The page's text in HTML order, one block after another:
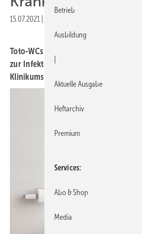
15.07.2021
Toto-WCs eignen sich aufgrund ihrer
zur Infektionsprävention. So wurde
Klinikums Darmstadt das neue Modell
Betrieb
Ausbildung
Aktuelle Ausgabe
Heftarchiv
Premium
Services
Abo & Shop
Media